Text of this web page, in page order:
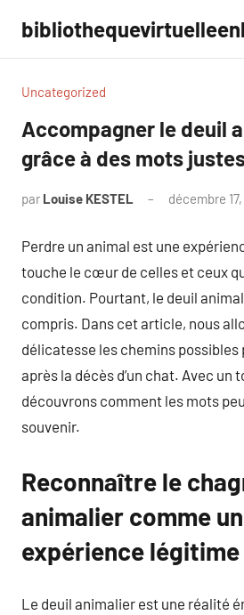
contenu
Uncategorized
Accompagner le deuil
grâce à des mots
par Louise KESTEL décembre
Perdre un animal est une
touche le cœur de celles et ceux
condition. Pourtant, le deuil
compris. Dans cet article, nous
délicatesse les chemins possibles
après la décès d’un chat. Avec un
découvrons comment les mots
souvenir.
Reconnaître le
animalier comme
expérience légitime
Le deuil animalier est une réalité